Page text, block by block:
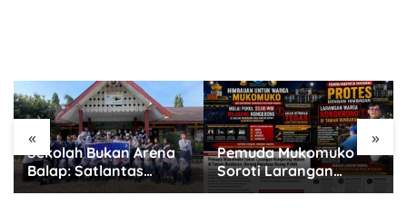
« »
Pemuda Mukomuko
Soroti Larangan
Nongkrong Malam di
Aksi Nyata Sat
Samapta Polres
Rejang Lebong Tebar